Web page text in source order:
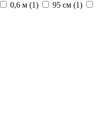
0,6 м (1) 95 см (1)